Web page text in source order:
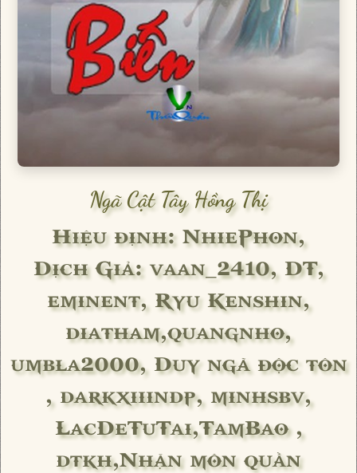
Ngã Cật Tây Hồng Thị
Hiệu định: NhiePhon,
Dịch Giả: vaan_2410, DT,
eminent, Ryu Kenshin,
diatham,quangnho,
umbla2000, Duy ngã độc tôn
, darkxiiindp, minhsbv,
LacDeTuTai,TamBao ,
dtkh,Nhặn môn quần